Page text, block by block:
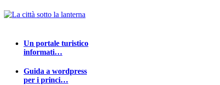
Un portale turistico
informati…
Guida a wordpress
per i princi…